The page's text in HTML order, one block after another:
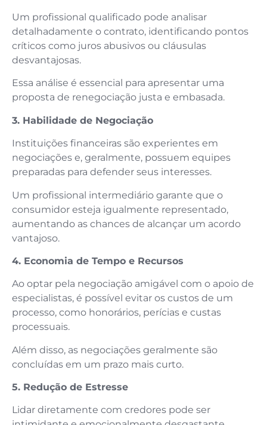
Um profissional qualificado pode analisar
detalhadamente o contrato, identificando pontos
críticos como juros abusivos ou cláusulas
desvantajosas.
Essa análise é essencial para apresentar uma
proposta de renegociação justa e embasada.
3. Habilidade de Negociação
Instituições financeiras são experientes em
negociações e, geralmente, possuem equipes
preparadas para defender seus interesses.
Um profissional intermediário garante que o
consumidor esteja igualmente representado,
aumentando as chances de alcançar um acordo
vantajoso.
4. Economia de Tempo e Recursos
Ao optar pela negociação amigável com o apoio de
especialistas, é possível evitar os custos de um
processo, como honorários, perícias e custas
processuais.
Além disso, as negociações geralmente são
concluídas em um prazo mais curto.
5. Redução de Estresse
Lidar diretamente com credores pode ser